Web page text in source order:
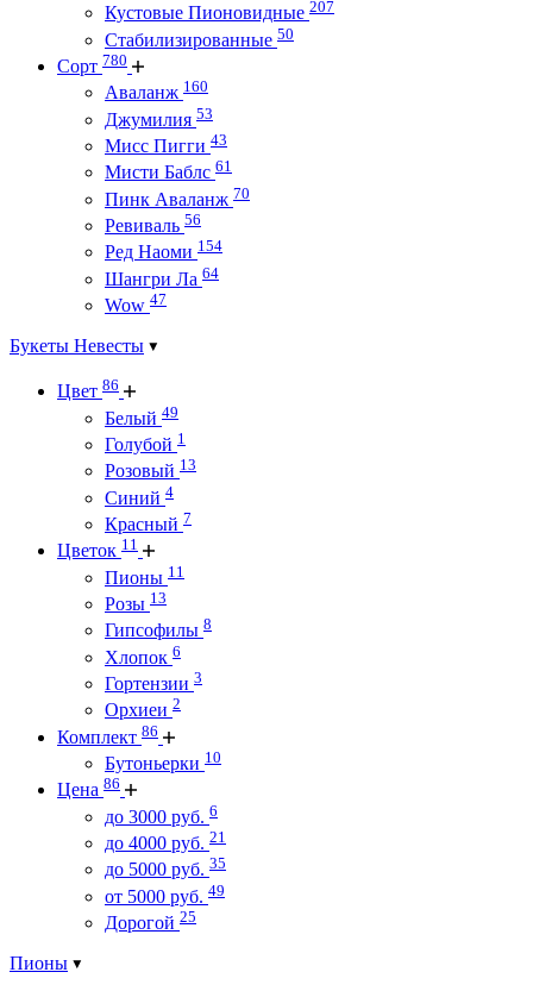
Кустовые Пионовидные 207
Стабилизированные 50
Сорт 780
Аваланж 160
Джумилия 53
Мисс Пигги 43
Мисти Баблс 61
Пинк Аваланж 70
Ревиваль 56
Ред Наоми 154
Шангри Ла 64
Wow 47
Букеты Невесты
Цвет 86
Белый 49
Голубой 1
Розовый 13
Синий 4
Красный 7
Цветок 11
Пионы 11
Розы 13
Гипсофилы 8
Хлопок 6
Гортензии 3
Орхиеи 2
Комплект 86
Бутоньерки 10
Цена 86
до 3000 руб. 6
до 4000 руб. 21
до 5000 руб. 35
от 5000 руб. 49
Дорогой 25
Пионы